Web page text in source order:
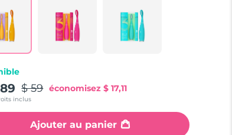
$ 59 économisez$ 17,11
inclus
Ajouter au panier